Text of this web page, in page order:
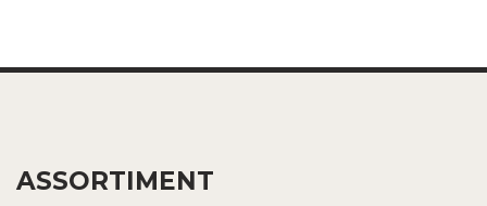
ASSORTIMENT